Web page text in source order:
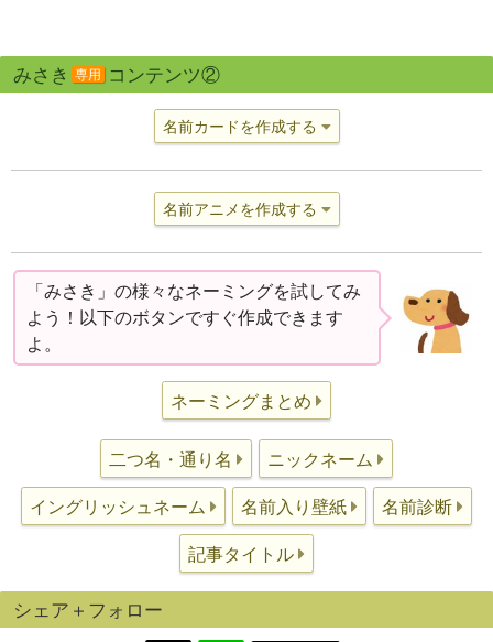
みさき 専用 コンテンツ②
名前カードを作成する
名前アニメを作成する
「みさき」の様々なネーミングを試してみ
よう！以下のボタンですぐ作成できます
よ。
ネーミングまとめ
二つ名・通り名 ニックネーム
イングリッシュネーム 名前入り壁紙 名前診断
記事タイトル
シェア＋フォロー